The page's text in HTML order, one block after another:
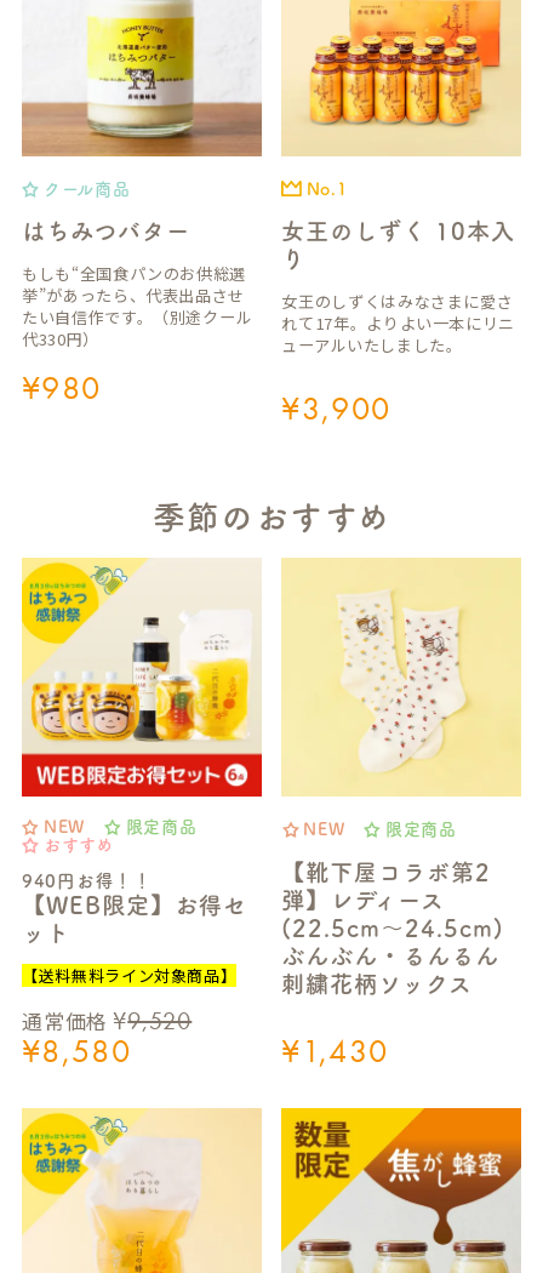
はちみつバター
クール商品
¥980
もしも“全国食パンのお供総選
挙”があったら、代表出品させ
たい自信作です。（別途クール
代330円）
女王のしずく 10本入
り
No.1
¥3,900
女王のしずくはみなさまに愛さ
れて17年。よりよい一本にリニ
ューアルいたしました。
季節のおすすめ
940円お得！！
【WEB限定】お得セ
ット
NEW
限定商品
おすすめ
通常価格 ¥9,520
¥8,580
【送料無料ライン対象商品】
【靴下屋コラボ第2
弾】レディース
(22.5cm～24.5cm)
ぶんぶん・るんるん
刺繍花柄ソックス
NEW 限定商品
¥1,430